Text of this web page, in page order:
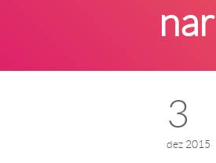
3
dez 2015